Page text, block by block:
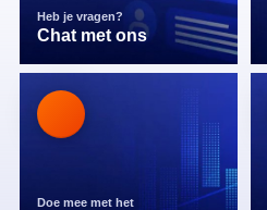
Heb je vragen?
Chat met ons
Doe mee met het